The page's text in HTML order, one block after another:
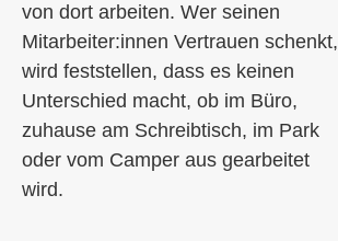
von dort arbeiten. Wer seinen
Mitarbeiter:innen Vertrauen schenkt,
wird feststellen, dass es keinen
Unterschied macht, ob im Büro,
zuhause am Schreibtisch, im Park
oder vom Camper aus gearbeitet
wird.